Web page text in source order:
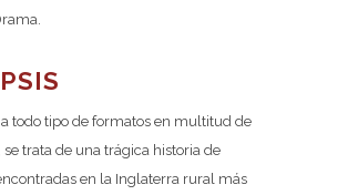
todo tipo de formatos en multitud de
se trata de una trágica historia de
en la Inglaterra rural más